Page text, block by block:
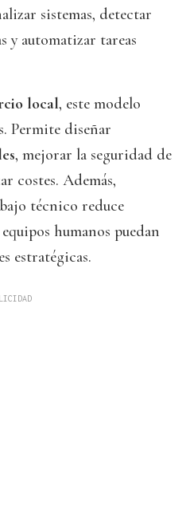
sistemas, detectar
y automatizar tareas
local, este modelo
Permite diseñar
, mejorar la seguridad de
costes. Además,
técnico reduce
humanos puedan
estratégicas.